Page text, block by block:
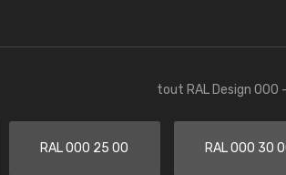
tout RAL Design 000
RAL 000 25 00 RAL 000 30